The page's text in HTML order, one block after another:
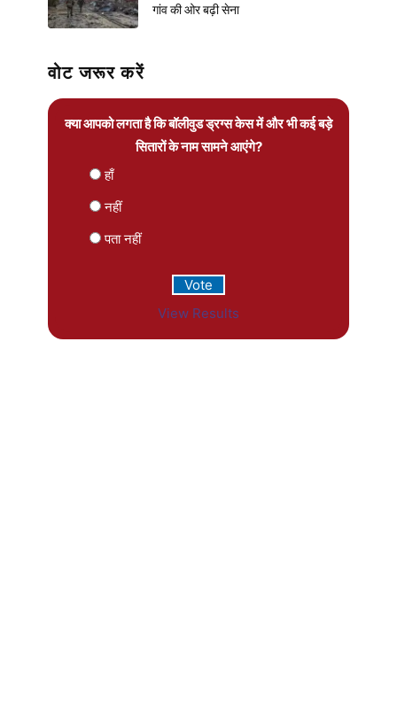
गांव की ओर बढ़ी सेना
वोट जरूर करें
क्या आपको लगता है कि बॉलीवुड ड्रग्स केस में और भी कई बड़े
सितारों के नाम सामने आएंगे?
हाँ
नहीं
पता नहीं
View Results